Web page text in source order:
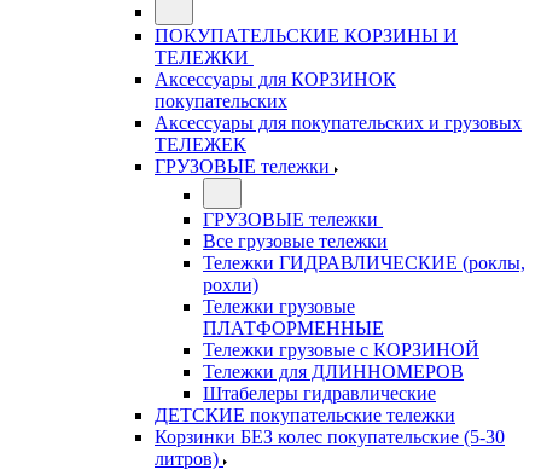
ПОКУПАТЕЛЬСКИЕ КОРЗИНЫ И
ТЕЛЕЖКИ
Аксессуары для КОРЗИНОК
покупательских
Аксессуары для покупательских и грузовых
ТЕЛЕЖЕК
ГРУЗОВЫЕ тележки
ГРУЗОВЫЕ тележки
Все грузовые тележки
Тележки ГИДРАВЛИЧЕСКИЕ (роклы,
рохли)
Тележки грузовые
ПЛАТФОРМЕННЫЕ
Тележки грузовые с КОРЗИНОЙ
Тележки для ДЛИННОМЕРОВ
Штабелеры гидравлические
ДЕТСКИЕ покупательские тележки
Корзинки БЕЗ колес покупательские (5-30
литров)